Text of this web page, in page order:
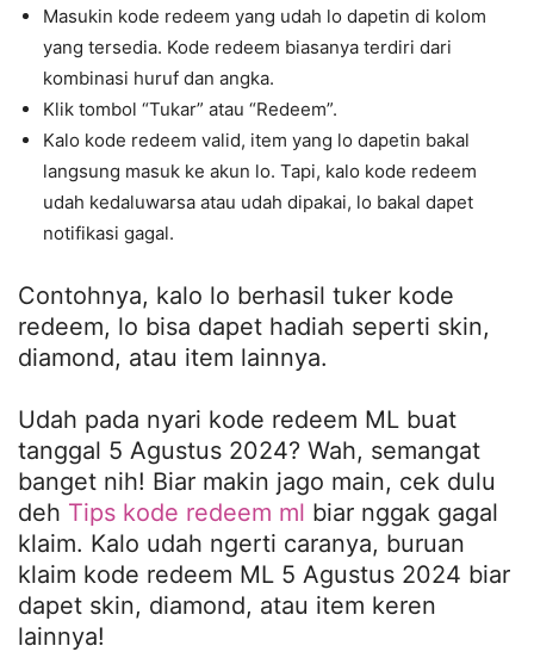
Masukin kode redeem yang udah lo dapetin di kolom
yang tersedia. Kode redeem biasanya terdiri dari
kombinasi huruf dan angka.
Klik tombol “Tukar” atau “Redeem”.
Kalo kode redeem valid, item yang lo dapetin bakal
langsung masuk ke akun lo. Tapi, kalo kode redeem
udah kedaluwarsa atau udah dipakai, lo bakal dapet
notifikasi gagal.
Contohnya, kalo lo berhasil tuker kode
redeem, lo bisa dapet hadiah seperti skin,
diamond, atau item lainnya.
Udah pada nyari kode redeem ML buat
tanggal 5 Agustus 2024? Wah, semangat
banget nih! Biar makin jago main, cek dulu
deh Tips kode redeem ml biar nggak gagal
klaim. Kalo udah ngerti caranya, buruan
klaim kode redeem ML 5 Agustus 2024 biar
dapet skin, diamond, atau item keren
lainnya!